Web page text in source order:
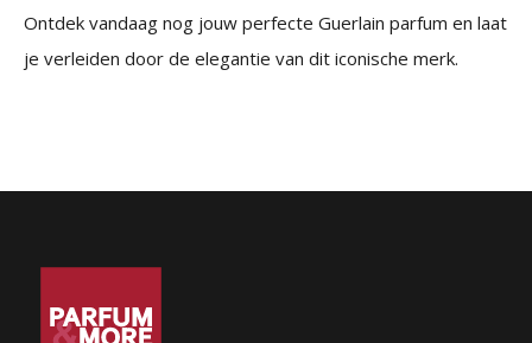
Ontdek vandaag nog jouw perfecte Guerlain parfum en laat
je verleiden door de elegantie van dit iconische merk.